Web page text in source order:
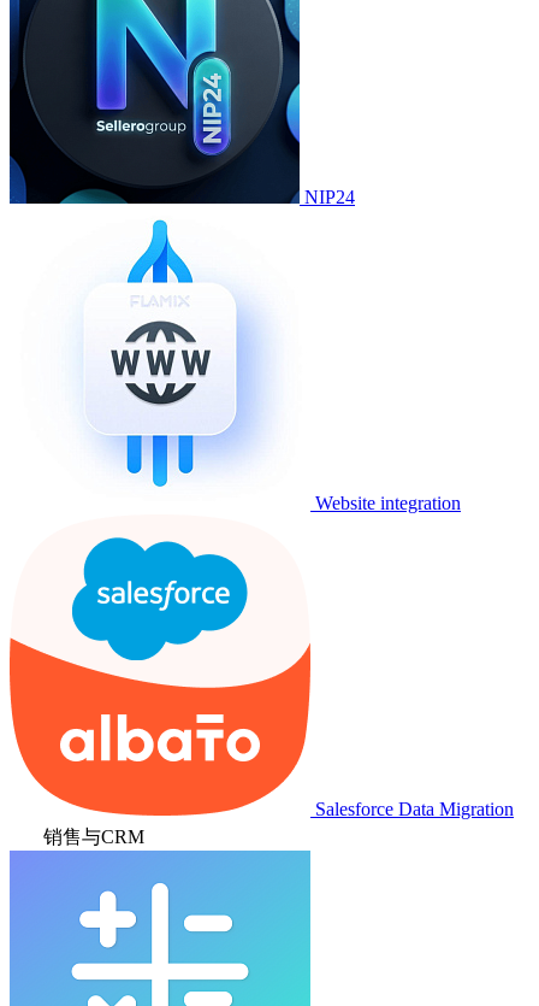
NIP24
Website integration
Salesforce Data Migration
销售与CRM